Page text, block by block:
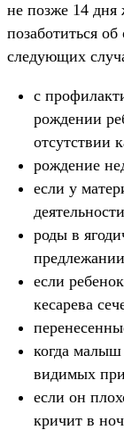
не позже 14
позаботиться
следующих
с
рождении
отсутствии
рождение
если у
роды в
если
кесарева
когда малыш
видимых
если он
кричит в